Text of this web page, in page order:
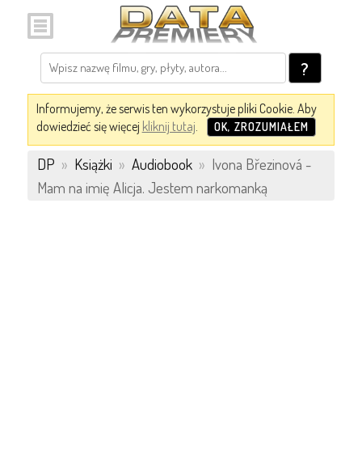
?
Informujemy, że serwis ten wykorzystuje pliki Cookie. Aby
dowiedzieć się więcej kliknij tutaj. OK, ZROZUMIAŁEM
DP » Książki » Audiobook » Ivona Březinová -
Mam na imię Alicja. Jestem narkomanką